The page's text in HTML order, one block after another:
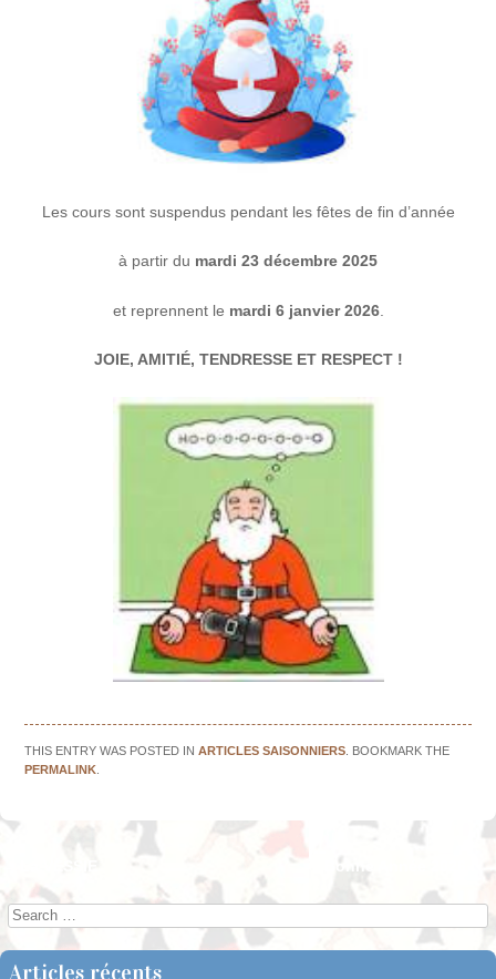
Les cours sont suspendus pendant les fêtes de fin d’année
à partir du mardi 23 décembre 2025
et reprennent le mardi 6 janvier 2026.
JOIE, AMITIÉ, TENDRESSE ET RESPECT !
THIS ENTRY WAS POSTED INARTICLES SAISONNIERS . BOOKMARK THE
PERMALINK
Post navigation
Bonne Année 2026 !
Search
Articles récents